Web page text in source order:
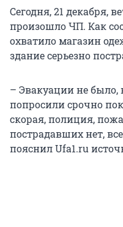
Сегодня, 21 декабря,
произошло ЧП. Как
охватило магазин
здание серьезно
– Эвакуации не было,
попросили срочно
скорая, полиция,
пострадавших нет,
пояснил Ufa1.ru